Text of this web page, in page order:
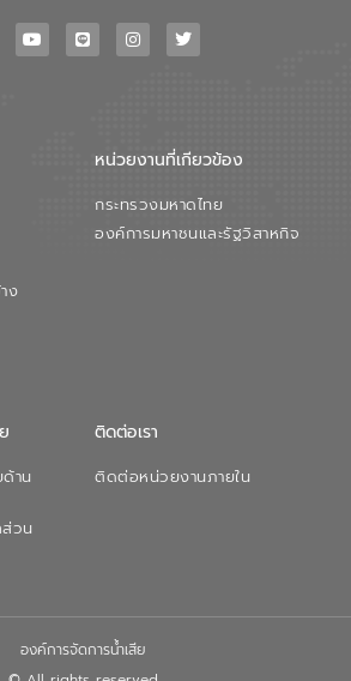
ง
หน่วยงานที่เกียวข้อง
กระทรวงมหาดไทย
องค์การมหาชนและรัฐวิสาหกิจ
าน
วน
ติดต่อเรา
ติดต่อหน่วยงานภายใน
องค์การจัดการน้ำเสีย